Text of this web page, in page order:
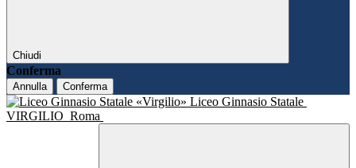
Chiudi
Conferma
Annulla Conferma
Liceo Ginnasio Statale
VIRGILIO Roma